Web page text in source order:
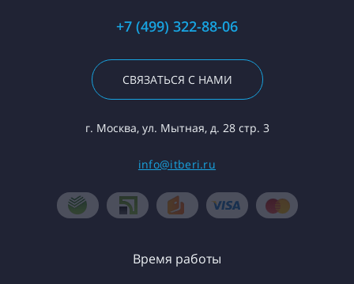
+7 (499) 322-88-06
СВЯЗАТЬСЯ С НАМИ
г. Москва, ул. Мытная, д. 28 стр. 3
info@itberi.ru
Время работы